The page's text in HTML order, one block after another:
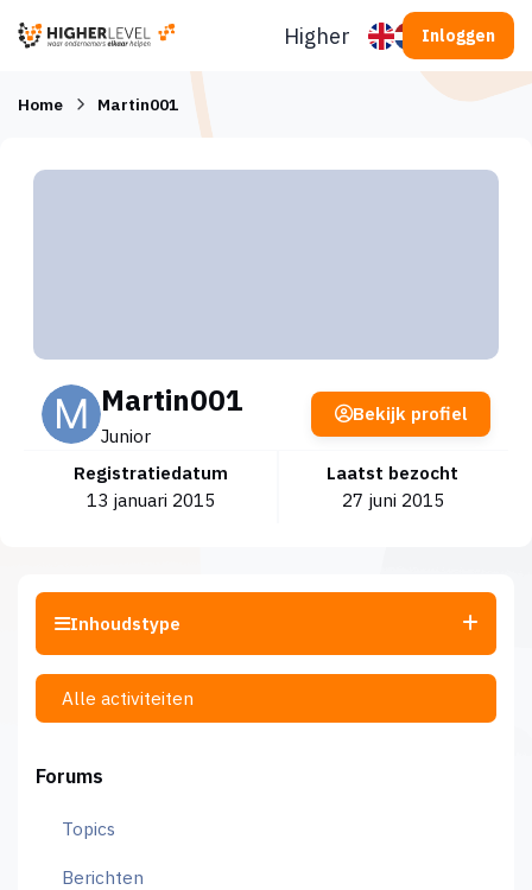
Higherlevel Inloggen
Home Martin001
Martin001
Junior
Registratiedatum
13 januari 2015
Laatst bezocht
27 juni 2015
Bekijk profiel
Inhoudstype
Alle activiteiten
Forums
Topics
Berichten